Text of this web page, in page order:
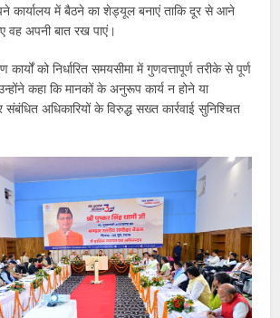
में बैठने का शेड्यूल बनाएं ताकि दूर से आने
वह अपनी बात रख पाएं।
कार्यों को निर्धारित समयसीमा में गुणवत्तापूर्ण तरीके से पूर्ण
कहा कि मानकों के अनुरूप कार्य न होने या
अधिकारियों के विरुद्ध सख्त कार्रवाई सुनिश्चित